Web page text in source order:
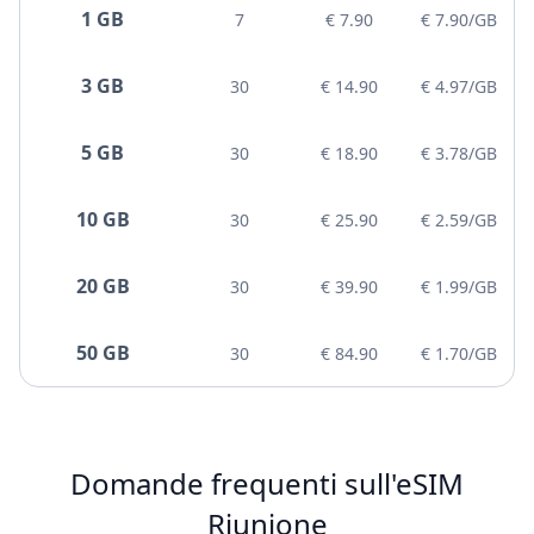
1 GB 7 € 7.90 € 7.90/GB
3 GB 30 € 14.90 € 4.97/GB
5 GB 30 € 18.90 € 3.78/GB
10 GB 30 € 25.90 € 2.59/GB
20 GB 30 € 39.90 € 1.99/GB
50 GB 30 € 84.90 € 1.70/GB
Domande frequenti sull'eSIM
Riunione